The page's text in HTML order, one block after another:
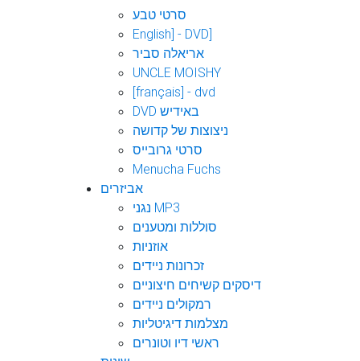
סרטי טבע
English] - DVD]
אריאלה סביר
UNCLE MOISHY
[français] - dvd
DVD באידיש
ניצוצות של קדושה
סרטי גרובייס
Menucha Fuchs
אביזרים
נגני MP3
סוללות ומטענים
אוזניות
זכרונות ניידים
דיסקים קשיחים חיצוניים
רמקולים ניידים
מצלמות דיגיטליות
ראשי דיו וטונרים